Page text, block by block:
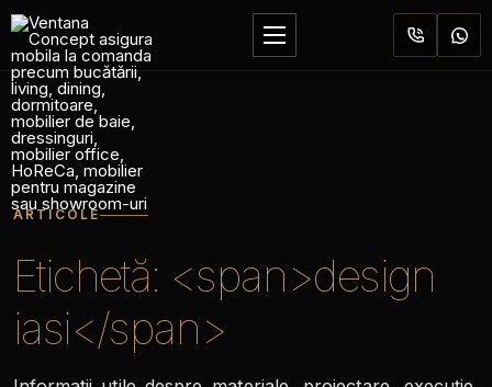
Sari
conținut
Deschide
ARTICOLE
Etichetă: <span>design
iasi</span>